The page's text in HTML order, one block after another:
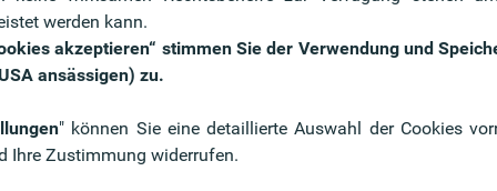
Benefits &
Profitieren Sie von unseren
Die
Wir
werden kann.
akzeptieren“ stimmen Sie der Verwendung und
ansässigen) zu.
" können Sie eine detaillierte Auswahl der Cookies
Ihre Zustimmung widerrufen.